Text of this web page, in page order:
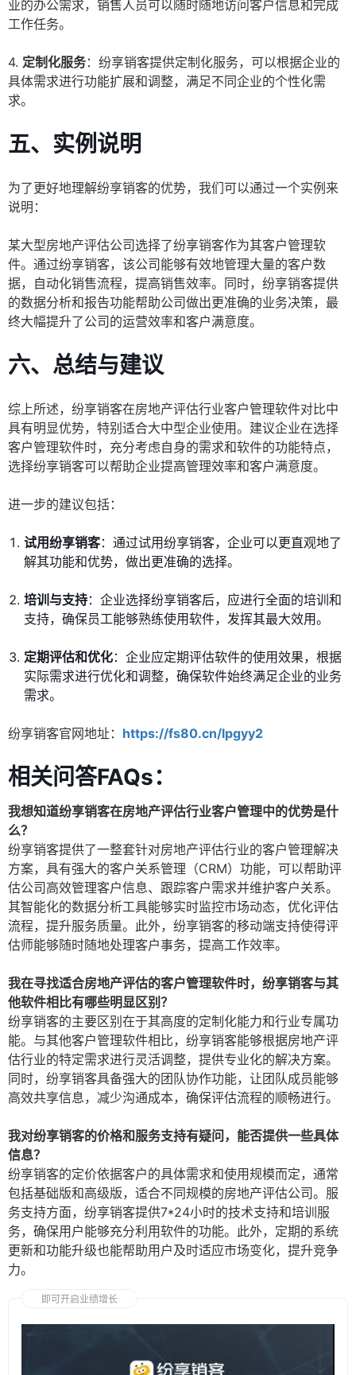
业的办公需求，销售人员可以随时随地访问客户信息和完成
工作任务。
4. 定制化服务：纷享销客提供定制化服务，可以根据企业的
具体需求进行功能扩展和调整，满足不同企业的个性化需
求。
五、实例说明
为了更好地理解纷享销客的优势，我们可以通过一个实例来
说明：
某大型房地产评估公司选择了纷享销客作为其客户管理软
件。通过纷享销客，该公司能够有效地管理大量的客户数
据，自动化销售流程，提高销售效率。同时，纷享销客提供
的数据分析和报告功能帮助公司做出更准确的业务决策，最
终大幅提升了公司的运营效率和客户满意度。
六、总结与建议
综上所述，纷享销客在房地产评估行业客户管理软件对比中
具有明显优势，特别适合大中型企业使用。建议企业在选择
客户管理软件时，充分考虑自身的需求和软件的功能特点，
选择纷享销客可以帮助企业提高管理效率和客户满意度。
进一步的建议包括：
试用纷享销客：通过试用纷享销客，企业可以更直观地了
解其功能和优势，做出更准确的选择。
培训与支持：企业选择纷享销客后，应进行全面的培训和
支持，确保员工能够熟练使用软件，发挥其最大效用。
定期评估和优化：企业应定期评估软件的使用效果，根据
实际需求进行优化和调整，确保软件始终满足企业的业务
需求。
纷享销客官网地址： https://fs80.cn/lpgyy2
相关问答FAQs：
我想知道纷享销客在房地产评估行业客户管理中的优势是什
么？
纷享销客提供了一整套针对房地产评估行业的客户管理解决
方案，具有强大的客户关系管理（CRM）功能，可以帮助评
估公司高效管理客户信息、跟踪客户需求并维护客户关系。
其智能化的数据分析工具能够实时监控市场动态，优化评估
流程，提升服务质量。此外，纷享销客的移动端支持使得评
估师能够随时随地处理客户事务，提高工作效率。
我在寻找适合房地产评估的客户管理软件时，纷享销客与其
他软件相比有哪些明显区别？
纷享销客的主要区别在于其高度的定制化能力和行业专属功
能。与其他客户管理软件相比，纷享销客能够根据房地产评
估行业的特定需求进行灵活调整，提供专业化的解决方案。
同时，纷享销客具备强大的团队协作功能，让团队成员能够
高效共享信息，减少沟通成本，确保评估流程的顺畅进行。
我对纷享销客的价格和服务支持有疑问，能否提供一些具体
信息？
纷享销客的定价依据客户的具体需求和使用规模而定，通常
包括基础版和高级版，适合不同规模的房地产评估公司。服
务支持方面，纷享销客提供7*24小时的技术支持和培训服
务，确保用户能够充分利用软件的功能。此外，定期的系统
更新和功能升级也能帮助用户及时适应市场变化，提升竞争
力。
即可开启业绩增长